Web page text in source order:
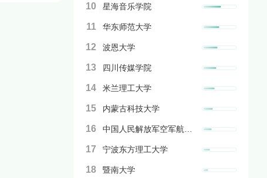
10 星海音乐学院
11 华东师范大学
12 波恩大学
13 四川传媒学院
14 米兰理工大学
15 内蒙古科技大学
16
17 宁波东方理工大学
18 暨南大学